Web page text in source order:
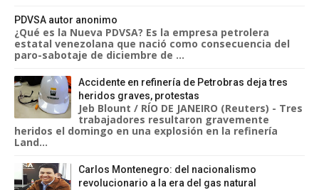
PDVSA autor anonimo
¿Qué es la Nueva PDVSA? Es la empresa petrolera
estatal venezolana que nació como consecuencia del
paro-sabotaje de diciembre de ...
Accidente en refinería de Petrobras deja tres
heridos graves, protestas
Jeb Blount / RÍO DE JANEIRO (Reuters) - Tres
trabajadores resultaron gravemente
heridos el domingo en una explosión en la refinería
Land...
Carlos Montenegro: del nacionalismo
revolucionario a la era del gas natural